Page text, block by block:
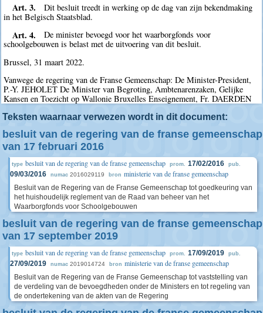
Art. 3.
Dit besluit treedt in werking op de dag van zijn bekendmaking
in het Belgisch Staatsblad.
Art. 4.
De minister bevoegd voor het waarborgfonds voor
schoolgebouwen is belast met de uitvoering van dit besluit.
Brussel, 31 maart 2022.
Vanwege de regering van de Franse Gemeenschap: De Minister-President,
P.-Y. JEHOLET De Minister van Begroting, Ambtenarenzaken, Gelijke
Kansen en Toezicht op Wallonie Bruxelles Enseignement, Fr. DAERDEN
Teksten waarnaar verwezen wordt in dit document:
besluit van de regering van de franse gemeenschap
van 17 februari 2016
type besluit van de regering van de franse gemeenschap prom. 17/02/2016 pub.
09/03/2016 numac 2016029119 bron ministerie van de franse gemeenschap
Besluit van de Regering van de Franse Gemeenschap tot goedkeuring van
het huishoudelijk reglement van de Raad van beheer van het
Waarborgfonds voor Schoolgebouwen
besluit van de regering van de franse gemeenschap
van 17 september 2019
type besluit van de regering van de franse gemeenschap prom. 17/09/2019 pub.
27/09/2019 numac 2019014724 bron ministerie van de franse gemeenschap
Besluit van de Regering van de Franse Gemeenschap tot vaststelling van
de verdeling van de bevoegdheden onder de Ministers en tot regeling van
de ondertekening van de akten van de Regering